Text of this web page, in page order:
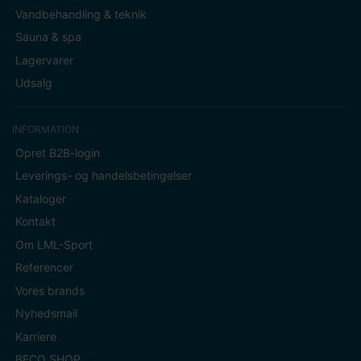
Vandbehandling & teknik
Sauna & spa
Lagervarer
Udsalg
INFORMATION
Opret B2B-login
Leverings- og handelsbetingelser
Kataloger
Kontakt
Om LML-Sport
Referencer
Vores brands
Nyhedsmail
Karriere